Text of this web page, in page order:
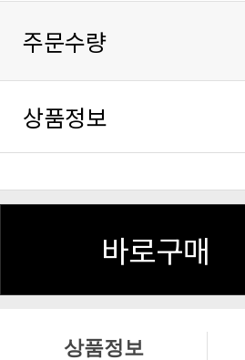
주문수량
상품정보
바로구매
상품정보